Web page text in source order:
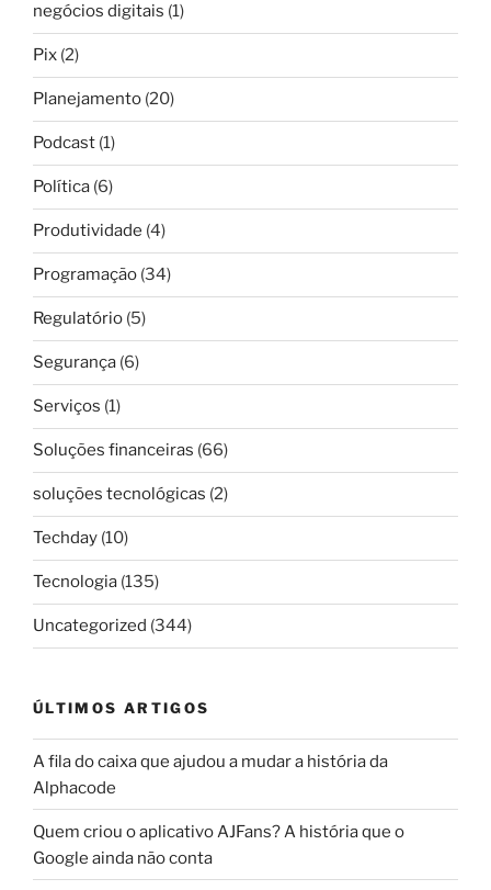
negócios digitais (1)
Pix (2)
Planejamento (20)
Podcast (1)
Política (6)
Produtividade (4)
Programação (34)
Regulatório (5)
Segurança (6)
Serviços (1)
Soluções financeiras (66)
soluções tecnológicas (2)
Techday (10)
Tecnologia (135)
Uncategorized (344)
ÚLTIMOS ARTIGOS
A fila do caixa que ajudou a mudar a história da
Alphacode
Quem criou o aplicativo AJFans? A história que o
Google ainda não conta